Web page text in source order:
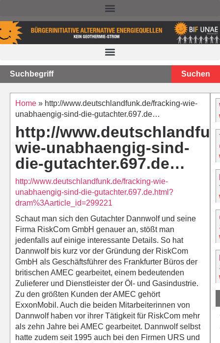
Suchen
Home » http://www.deutschlandfunk.de/fracking-wie-
unabhaengig-sind-die-gutachter.697.de…
http://
wie-unabhaengig-sind-
die-gutachter.697.de…
http://www.deutschlandfunk.de/fracking-wie-
unabhaengig-sind-die-gutachter.697.de.html?
dram%3Aarticle_id=299221
Schaut man sich den Gutachter Dannwolf und seine
Firma RiskCom GmbH genauer an, stößt man
jedenfalls auf einige interessante Details. So hat
Dannwolf bis kurz vor der Gründung der RiskCom
GmbH als Geschäftsführer des Frankfurter Büros der
britischen AMEC gearbeitet, einem bedeutenden
Zulieferer und Dienstleister der Öl- und Gasindustrie.
Zu den größten Kunden der AMEC gehört
ExxonMobil. Auch die beiden Mitarbeiterinnen von
Dannwolf haben vor ihrer Tätigkeit für RiskCom mehr
als zehn Jahre bei AMEC gearbeitet. Dannwolf selbst
hatte zudem seit 1995 auch bei den Firmen URS und